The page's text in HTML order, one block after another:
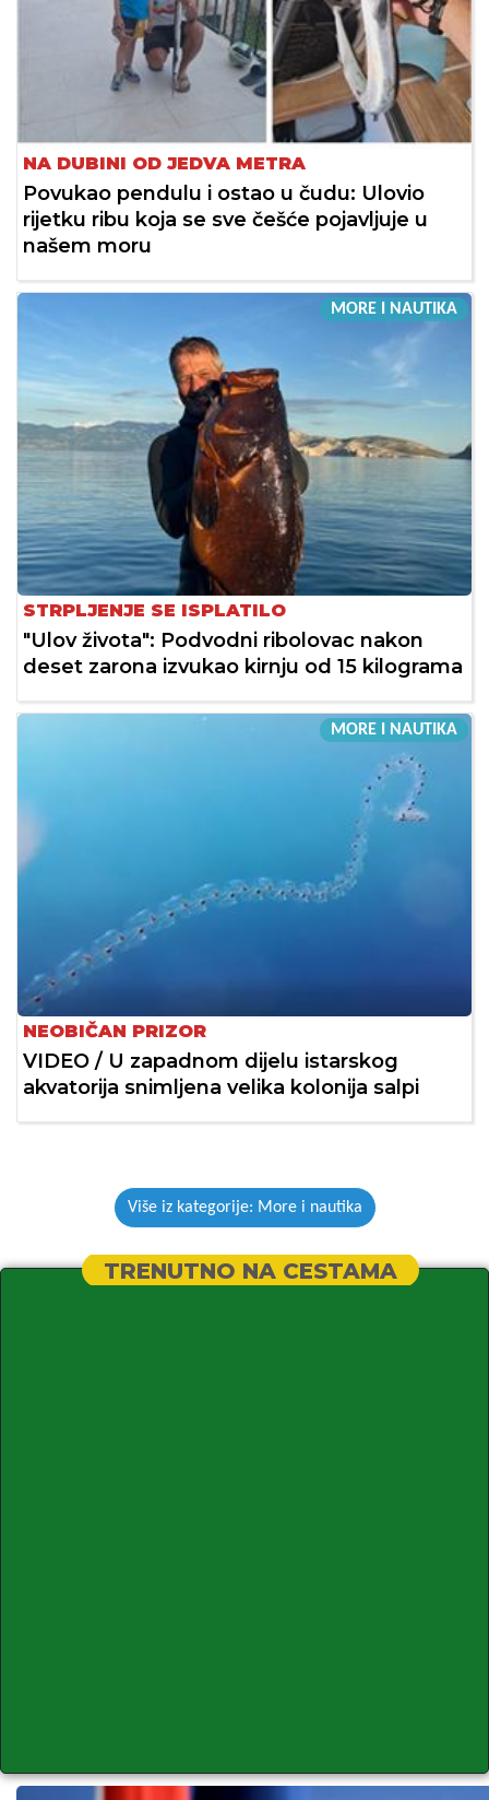
NA DUBINI OD JEDVA METRA
Povukao pendulu i ostao u čudu: Ulovio
rijetku ribu koja se sve češće pojavljuje u
našem moru
MORE I NAUTIKA
STRPLJENJE SE ISPLATILO
"Ulov života": Podvodni ribolovac nakon
deset zarona izvukao kirnju od 15 kilograma
MORE I NAUTIKA
NEOBIČAN PRIZOR
VIDEO / U zapadnom dijelu istarskog
akvatorija snimljena velika kolonija salpi
Više iz kategorije: More i nautika
TRENUTNO NA CESTAMA